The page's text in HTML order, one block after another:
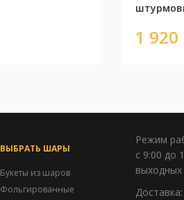
1 920
ВЫБРАТЬ ШАРЫ
Букеты из шаров
Фольгированные
Режим
с 9:00 до
выходных
Доставка: